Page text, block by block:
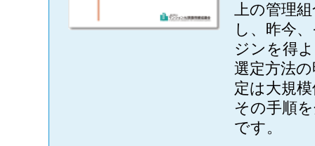
上の管理
し、昨今
ジンを得
選定方法
定は大規
その手順
です。